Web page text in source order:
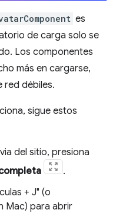
es
de carga solo se
Los componentes
más en cargarse,
red débiles.
sigue estos
del sitio, presiona
.
+ J" (o
Mac) para abrir